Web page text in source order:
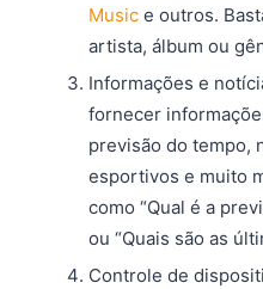
Music e outros.
artista, álbum ou
Informações e
fornecer
previsão do tempo,
esportivos e muito
como “Qual é a
ou “Quais são as
Controle de